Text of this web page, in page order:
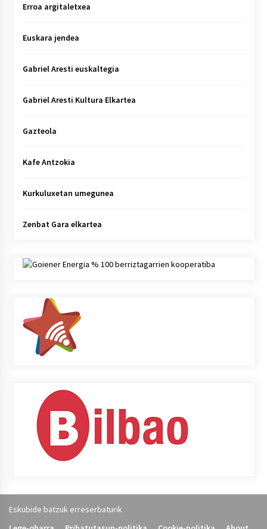
Erroa argitaletxea
Euskara jendea
Gabriel Aresti euskaltegia
Gabriel Aresti Kultura Elkartea
Gazteola
Kafe Antzokia
Kurkuluxetan umegunea
Zenbat Gara elkartea
Eskubide batzuk erreserbaturik